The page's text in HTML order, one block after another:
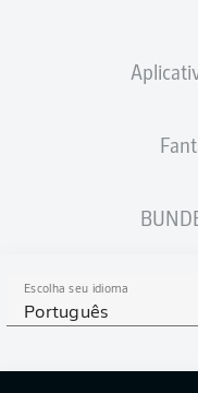
Escolha seu idioma
Português